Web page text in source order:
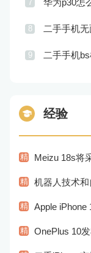
7 华为p30怎
8 二手手机
9 二手手机
经验
精 Meizu 18s将采用
精 机器人技术和
精 Apple iPhone
精 OnePlus 10发布